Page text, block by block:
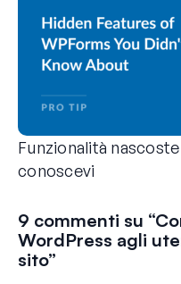
Funzionalità
conoscevi
9 commenti su “
WordPress agli
sito”